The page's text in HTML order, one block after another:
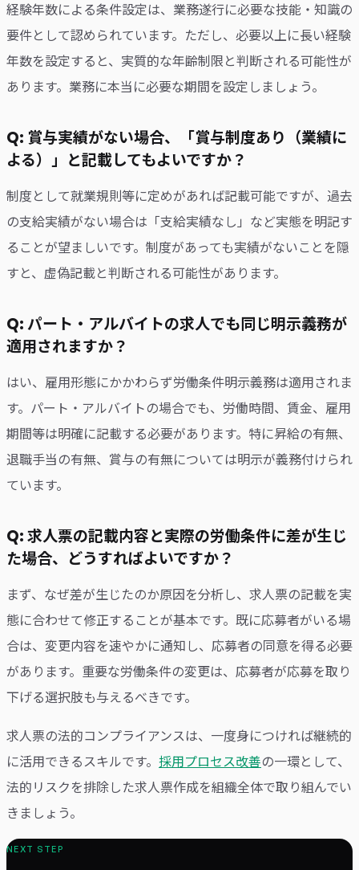
経験年数による条件設定は、業務遂行に必要な技能・知識の
要件として認められています。ただし、必要以上に長い経験
年数を設定すると、実質的な年齢制限と判断される可能性が
あります。業務に本当に必要な期間を設定しましょう。
Q: 賞与実績がない場合、「賞与制度あり（業績に
よる）」と記載してもよいですか？
制度として就業規則等に定めがあれば記載可能ですが、過去
の支給実績がない場合は「支給実績なし」など実態を明記す
ることが望ましいです。制度があっても実績がないことを隠
すと、虚偽記載と判断される可能性があります。
Q: パート・アルバイトの求人でも同じ明示義務が
適用されますか？
はい、雇用形態にかかわらず労働条件明示義務は適用されま
す。パート・アルバイトの場合でも、労働時間、賃金、雇用
期間等は明確に記載する必要があります。特に昇給の有無、
退職手当の有無、賞与の有無については明示が義務付けられ
ています。
Q: 求人票の記載内容と実際の労働条件に差が生じ
た場合、どうすればよいですか？
まず、なぜ差が生じたのか原因を分析し、求人票の記載を実
態に合わせて修正することが基本です。既に応募者がいる場
合は、変更内容を速やかに通知し、応募者の同意を得る必要
があります。重要な労働条件の変更は、応募者が応募を取り
下げる選択肢も与えるべきです。
求人票の法的コンプライアンスは、一度身につければ継続的
に活用できるスキルです。 採用プロセス改善の一環として、
法的リスクを排除した求人票作成を組織全体で取り組んでい
きましょう。
NEXT STEP